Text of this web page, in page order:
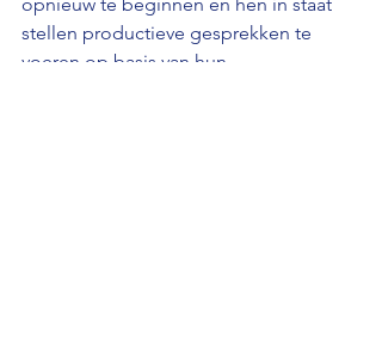
stellen productieve gesprekken te
voeren op basis van hun